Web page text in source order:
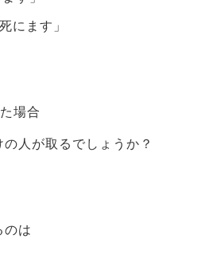
にます」
場合
人が取るでしょうか？
のは